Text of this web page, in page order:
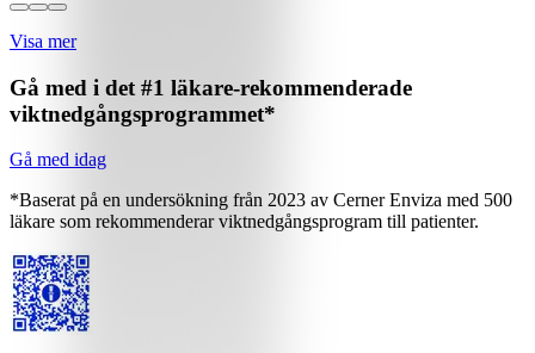
Visa mer
Gå med i det #1 läkare-rekommenderade
viktnedgångsprogrammet*
Gå med idag
*Baserat på en undersökning från 2023 av Cerner Enviza med 500
läkare som rekommenderar viktnedgångsprogram till patienter.